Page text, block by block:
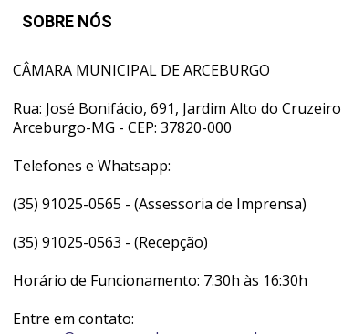
SOBRE NÓS
CÂMARA MUNICIPAL DE ARCEBURGO
Rua: José Bonifácio, 691, Jardim Alto do Cruzeiro
Arceburgo-MG - CEP: 37820-000
Telefones e Whatsapp:
(35) 91025-0565 - (Assessoria de Imprensa)
(35) 91025-0563 - (Recepção)
Horário de Funcionamento: 7:30h às 16:30h
Entre em contato: